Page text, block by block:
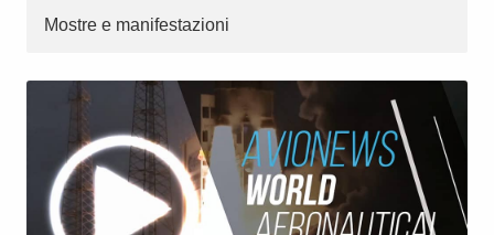
Mostre e manifestazioni